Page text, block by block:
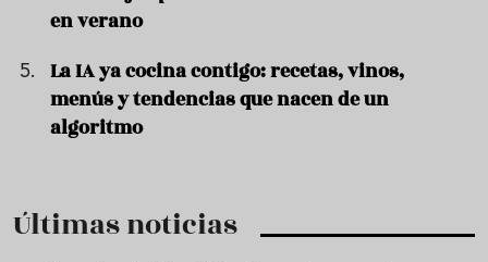
en verano
La IA ya cocina contigo: recetas, vinos,
menús y tendencias que nacen de un
algoritmo
Últimas noticias